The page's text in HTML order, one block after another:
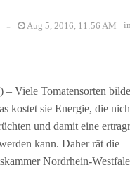
- Aug 5, 2016, 11:56 AM in
– Viele Tomatensorten
kostet sie Energie, die
und damit eine
kann. Daher rät die
Nordrhein-